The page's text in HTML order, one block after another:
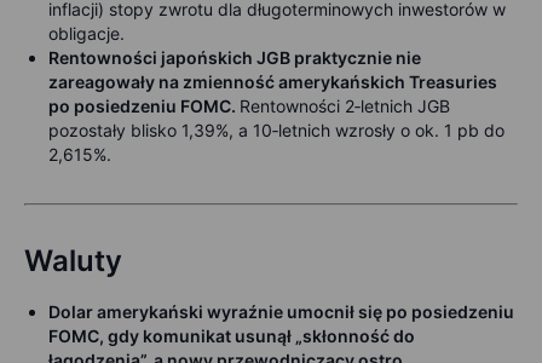
inflacji) stopy zwrotu dla długoterminowych inwestorów w
obligacje.
Rentowności japońskich JGB praktycznie nie
zareagowały na zmienność amerykańskich Treasuries
po posiedzeniu FOMC. Rentowności 2‑letnich JGB
pozostały blisko 1,39%, a 10‑letnich wzrosły o ok. 1 pb do
2,615%.
Waluty
Dolar amerykański wyraźnie umocnił się po posiedzeniu
FOMC, gdy komunikat usunął „skłonność do